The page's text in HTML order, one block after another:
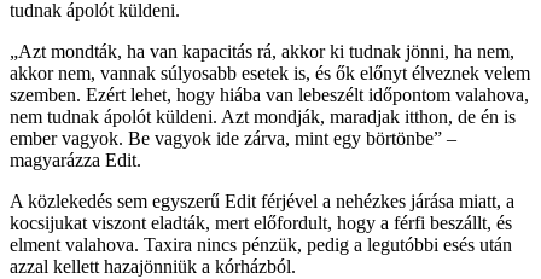
tudnak ápolót küldeni.
„Azt mondták, ha van kapacitás rá, akkor ki tudnak jönni, ha nem,
akkor nem, vannak súlyosabb esetek is, és ők előnyt élveznek velem
szemben. Ezért lehet, hogy hiába van lebeszélt időpontom valahova,
nem tudnak ápolót küldeni. Azt mondják, maradjak itthon, de én is
ember vagyok. Be vagyok ide zárva, mint egy börtönbe” –
magyarázza Edit.
A közlekedés sem egyszerű Edit férjével a nehézkes járása miatt, a
kocsijukat viszont eladták, mert előfordult, hogy a férfi beszállt, és
elment valahova. Taxira nincs pénzük, pedig a legutóbbi esés után
azzal kellett hazajönniük a kórházból.